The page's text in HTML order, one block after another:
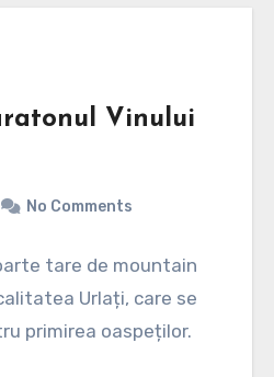
Vinului
No Comments
tare de mountain
Urlați, care se
primirea oaspeților.